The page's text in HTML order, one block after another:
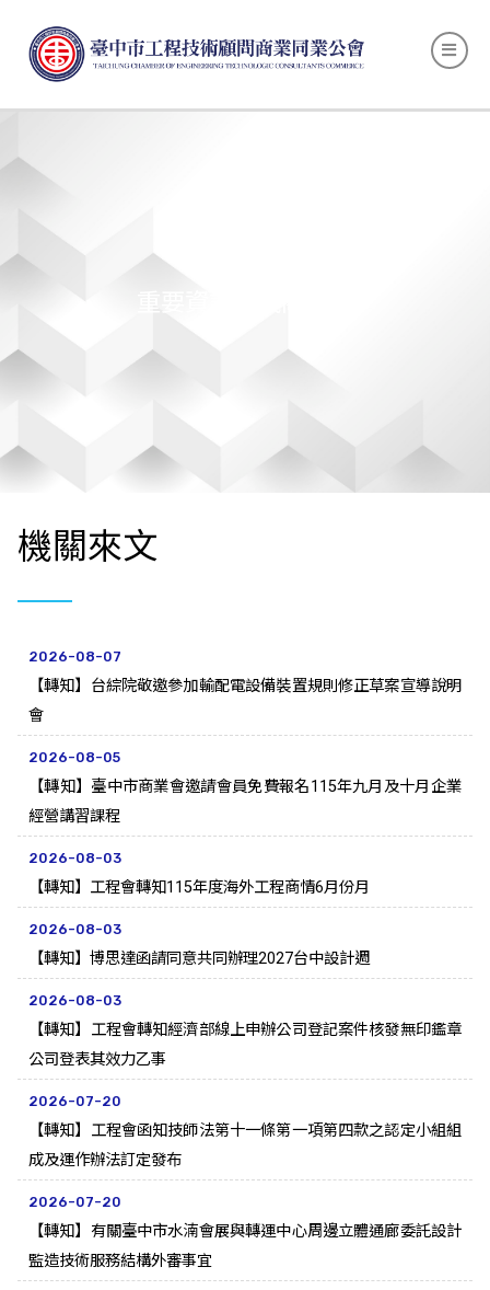
機關來文
2026-08-07
【轉知】台綜院敬邀參加輸配電設備裝置規則修正草案宣導說明
會
2026-08-05
【轉知】臺中市商業會邀請會員免費報名115年九月及十月企業
經營講習課程
2026-08-03
【轉知】工程會轉知115年度海外工程商情6月份月
2026-08-03
【轉知】博思達函請同意共同辦理2027台中設計週
2026-08-03
【轉知】工程會轉知經濟部線上申辦公司登記案件核發無印鑑章
公司登表其效力乙事
2026-07-20
【轉知】工程會函知技師法第十一條第一項第四款之認定小組組
成及運作辦法訂定發布
2026-07-20
【轉知】有關臺中市水湳會展與轉運中心周邊立體通廊委託設計
監造技術服務結構外審事宜